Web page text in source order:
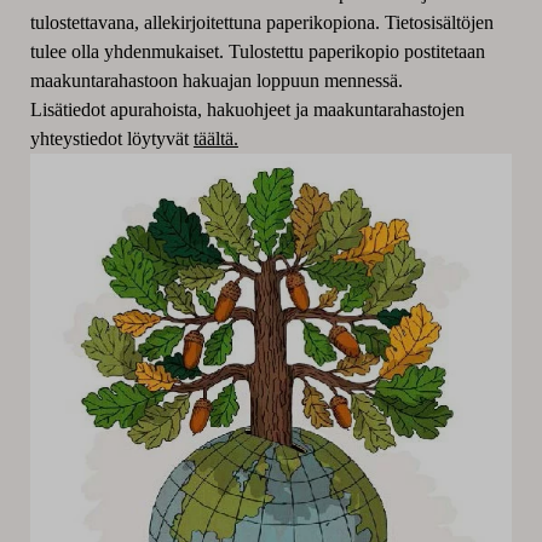
tulostettavana, allekirjoitettuna paperikopiona. Tietosisältöjen
tulee olla yhdenmukaiset. Tulostettu paperikopio postitetaan
maakuntarahastoon hakuajan loppuun mennessä.
Lisätiedot apurahoista, hakuohjeet ja maakuntarahastojen
yhteystiedot löytyvät täältä.